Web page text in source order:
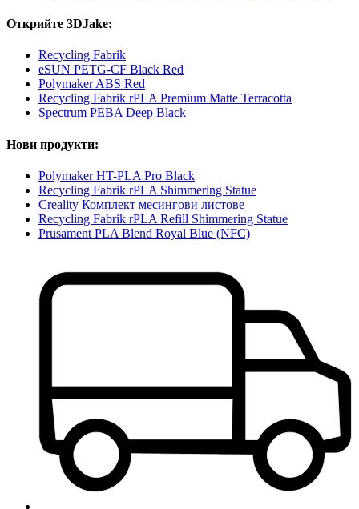
Открийте 3DJake:
Recycling Fabrik
eSUN PETG-CF Black Red
Polymaker ABS Red
Recycling Fabrik rPLA Premium Matte Terracotta
Spectrum PEBA Deep Black
Нови продукти:
Polymaker HT-PLA Pro Black
Recycling Fabrik rPLA Shimmering Statue
Creality Комплект месингови листове
Recycling Fabrik rPLA Refill Shimmering Statue
Prusament PLA Blend Royal Blue (NFC)